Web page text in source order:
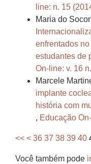
line: n. 15
Maria do
enfrentados
estudantes de
On-line: v. 16
Marcele
implante
história com
, Educação
<< < 36 37 38 39 40
Você também pode